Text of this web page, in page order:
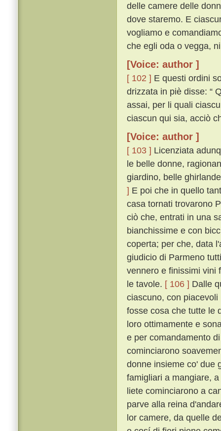
delle camere delle
dove staremo. E
vogliamo e
che egli oda o vegga,
[Voice: author ]
[ 102 ] E questi ordini
drizzata in piè disse: “
assai, per li quali
ciascun qui sia, acciò
[Voice: author ]
[ 103 ] Licenziata
le belle donne,
giardino, belle
] E poi che in quello
casa tornati trovarono
ciò che, entrati in una
bianchissime e con
coperta; per che, data
giudicio di Parmeno
vennero e finissimi vini
le tavole. [ 106 ] Dalle
ciascuno, con
fosse cosa che tutte le
loro ottimamente e
e per comandamento
cominciarono
donne insieme co' due
famigliari a mangiare,
liete cominciarono a
parve alla reina
lor camere, da quelle